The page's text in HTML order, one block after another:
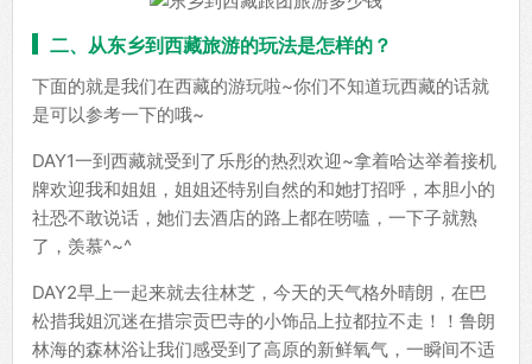
二、从东乡到西藏旅游的玩法是怎样的？
下面的就是我们在西藏的游玩啦~你们不知道玩西藏的话就
是可以参考一下的哦~
DAY1一到西藏就受到了乐彤的热烈欢迎~拿着哈达举着接机
牌欢迎我和姐姐，姐姐还特别自然的和她打招呼，本胆小的
社恐不敢说话，她们去酒店的路上都在唠嗑，一下子就熟
了，羡慕^~^
DAY2早上一起来就去往林芝，今天的天气格外晴朗，在巴
松措我姐沉迷在措宗贡巴寺的小饰品上拉都拉不走！！鲁朗
林海的森林浴让我们感受到了高原的新鲜氧气，一瞬间不适